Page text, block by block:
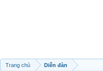
Trang chủ Diễn đàn